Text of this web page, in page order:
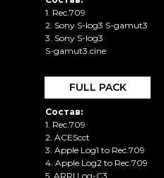
1. Rec.709
2. Sony S-log3 S-gamut3
3. Sony S-log3
S-gamut3.cine
Состав:
1. Rec.709
2. ACEScct
3. Apple Log1 to Rec.709
4. Apple Log2 to Rec.709
5. ARRI Log-C3
FULL PACK